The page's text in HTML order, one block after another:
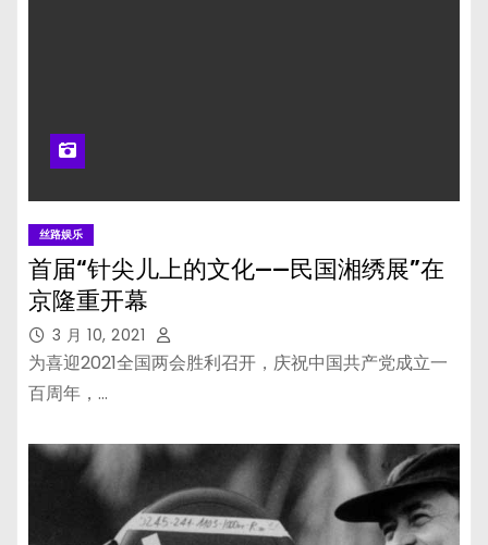
丝路娱乐
首届“针尖儿上的文化——民国湘绣展”在
京隆重开幕
3 月 10, 2021
为喜迎2021全国两会胜利召开，庆祝中国共产党成立一
百周年，…